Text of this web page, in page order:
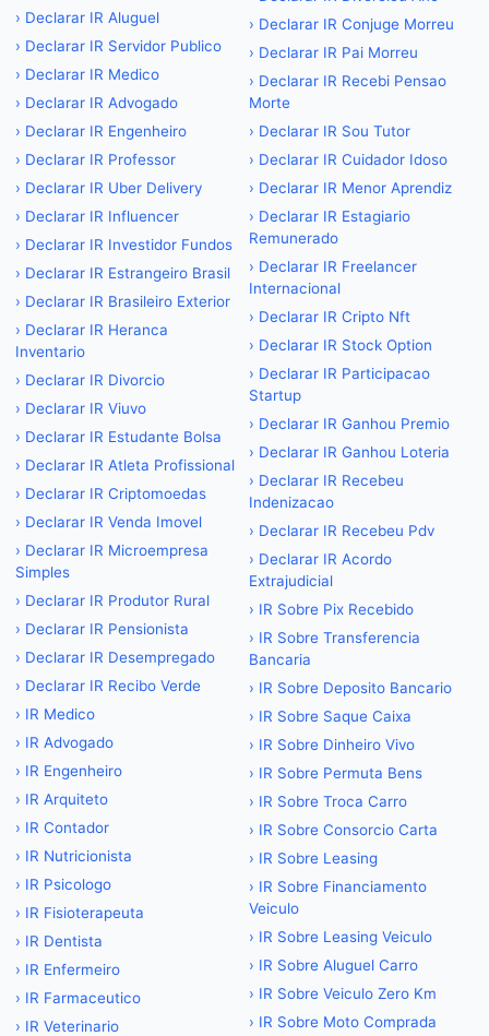
› Declarar IR Aluguel
› Declarar IR Servidor Publico
› Declarar IR Medico
› Declarar IR Advogado
› Declarar IR Engenheiro
› Declarar IR Professor
› Declarar IR Uber Delivery
› Declarar IR Influencer
› Declarar IR Investidor Fundos
› Declarar IR Estrangeiro Brasil
› Declarar IR Brasileiro Exterior
› Declarar IR Heranca
Inventario
› Declarar IR Divorcio
› Declarar IR Viuvo
› Declarar IR Estudante Bolsa
› Declarar IR Atleta Profissional
› Declarar IR Criptomoedas
› Declarar IR Venda Imovel
› Declarar IR Microempresa
Simples
› Declarar IR Produtor Rural
› Declarar IR Pensionista
› Declarar IR Desempregado
› Declarar IR Recibo Verde
› IR Medico
› IR Advogado
› IR Engenheiro
› IR Arquiteto
› IR Contador
› IR Nutricionista
› IR Psicologo
› IR Fisioterapeuta
› IR Dentista
› IR Enfermeiro
› IR Farmaceutico
› IR Veterinario
› Declarar IR Conjuge Morreu
› Declarar IR Pai Morreu
› Declarar IR Recebi Pensao
Morte
› Declarar IR Sou Tutor
› Declarar IR Cuidador Idoso
› Declarar IR Menor Aprendiz
› Declarar IR Estagiario
Remunerado
› Declarar IR Freelancer
Internacional
› Declarar IR Cripto Nft
› Declarar IR Stock Option
› Declarar IR Participacao
Startup
› Declarar IR Ganhou Premio
› Declarar IR Ganhou Loteria
› Declarar IR Recebeu
Indenizacao
› Declarar IR Recebeu Pdv
› Declarar IR Acordo
Extrajudicial
› IR Sobre Pix Recebido
› IR Sobre Transferencia
Bancaria
› IR Sobre Deposito Bancario
› IR Sobre Saque Caixa
› IR Sobre Dinheiro Vivo
› IR Sobre Permuta Bens
› IR Sobre Troca Carro
› IR Sobre Consorcio Carta
› IR Sobre Leasing
› IR Sobre Financiamento
Veiculo
› IR Sobre Leasing Veiculo
› IR Sobre Aluguel Carro
› IR Sobre Veiculo Zero Km
› IR Sobre Moto Comprada